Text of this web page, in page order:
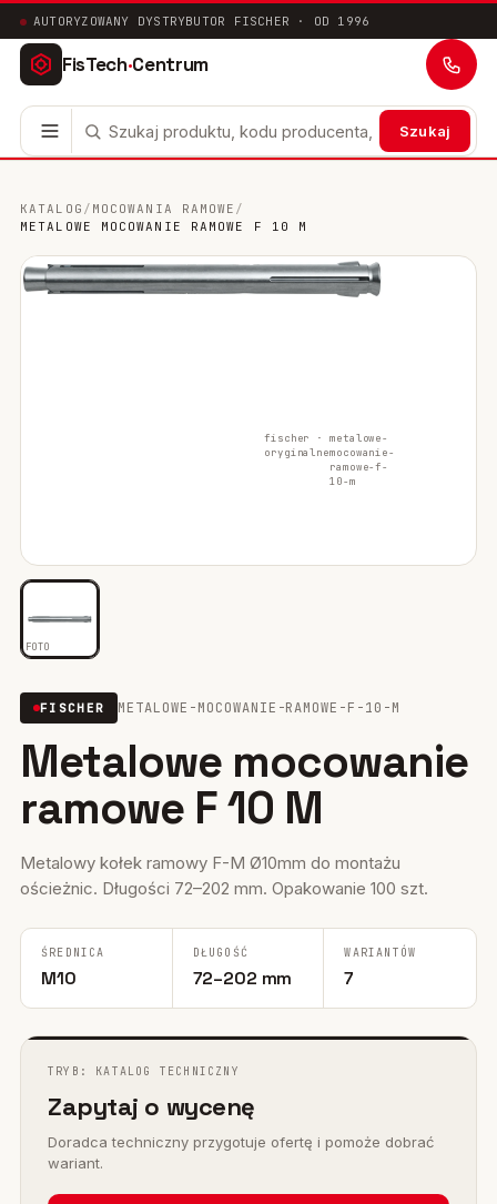
AUTORYZOWANY DYSTRYBUTOR FISCHER · OD 1996
FisTech·Centrum
Szukaj
Mocowania ramowe
Mocowania w pustych przestrzeniach
Mocowania do rusztowań
Wiertła i narzędzia
Mocowania elektryczne
Wkręty
Systemy fasadowe
KATALOG / MOCOWANIA RAMOWE /
METALOWE MOCOWANIE RAMOWE F 10 M
FOTO
fischer ·
oryginalne
metalowe-
mocowanie-
ramowe-f-
10-m
FISCHER METALOWE-MOCOWANIE-RAMOWE-F-10-M
Metalowe mocowanie
ramowe F 10 M
Metalowy kołek ramowy F-M Ø10mm do montażu
ościeżnic. Długości 72–202 mm. Opakowanie 100 szt.
ŚREDNICA
M10
DŁUGOŚĆ
72–202 mm
WARIANTÓW
7
TRYB: KATALOG TECHNICZNY
Zapytaj o wycenę
Doradca techniczny przygotuje ofertę i pomoże dobrać
wariant.